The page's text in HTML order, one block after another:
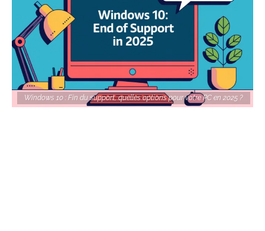
Windows 10 : Fin du support, quelles options pour votre PC en 2025 ?